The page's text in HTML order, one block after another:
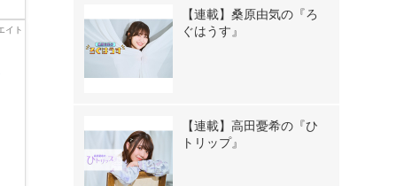
【連載】桑原由気の『ろ
ぐはうす』
【連載】高田憂希の『ひ
トリップ』